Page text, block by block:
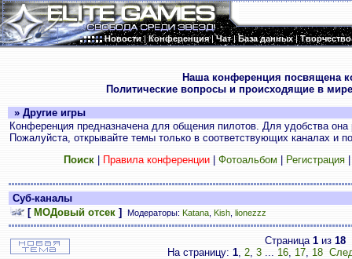
Новости|Конференция|Чат|База данных|Творчество
Наша конференция посвящена
Политические вопросы и происходящие в
» Другие игры
Конференция предназначена для общения пилотов. Для удобства
Пожалуйста, открывайте темы только в соответствующих каналах и
Поиск| Правила конференции| Фотоальбом Регистрация
Суб-каналы
[ МОДовый отсек ] Модераторы: Katana Kish lionezzz
Страница 1из 18
На страницу: 1, 2, 3 ... 16, 17, 18